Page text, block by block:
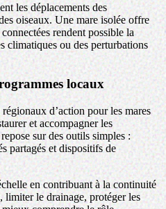
les déplacements des
oiseaux. Une mare isolée offre
rendent possible la
climatiques ou des perturbations
locaux
d’action pour les mares
et accompagner les
sur des outils simples :
partagés et dispositifs de
en contribuant à la continuité
limiter le drainage, protéger les